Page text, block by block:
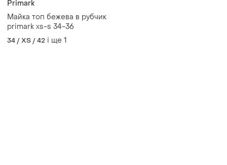
Primark
Майка топ бежева в рубчик
primark xs-s 34-36
34 / XS / 42 і ще 1